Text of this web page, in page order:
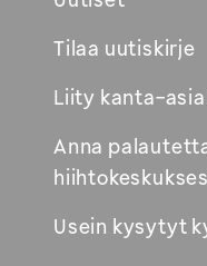
Tilaa uutiskirje
Liity kanta-
Anna
Usein kysytyt